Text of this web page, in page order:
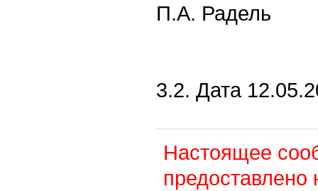
П.А. Радель
3.2. Дата
Настоящее
предоставлено